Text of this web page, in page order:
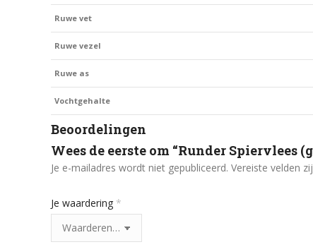
Ruwe vet
Ruwe vezel
Ruwe as
Vochtgehalte
Beoordelingen
Wees de eerste om “Runder Spiervlees
Je e-mailadres wordt niet gepubliceerd. Vereiste velden
Je waardering *